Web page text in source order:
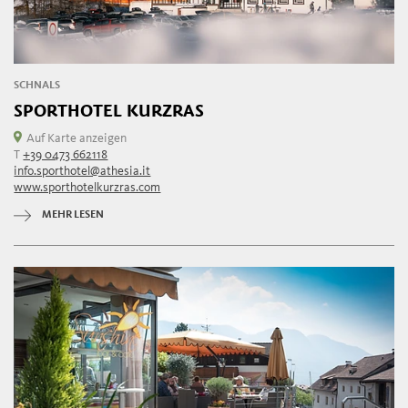
SCHNALS
SPORTHOTEL KURZRAS
Auf Karte anzeigen
T+39 0473 662118
info.sporthotel@athesia.it
www.sporthotelkurzras.com
MEHR LESEN